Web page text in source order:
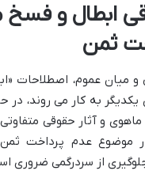
ابطال و فسخ
ثمن
و میان عموم، اصطلاحات
یکدیگر به کار می روند، در
ماهوی و آثار حقوقی
موضوع عدم پرداخت
از سردرگمی ضروری